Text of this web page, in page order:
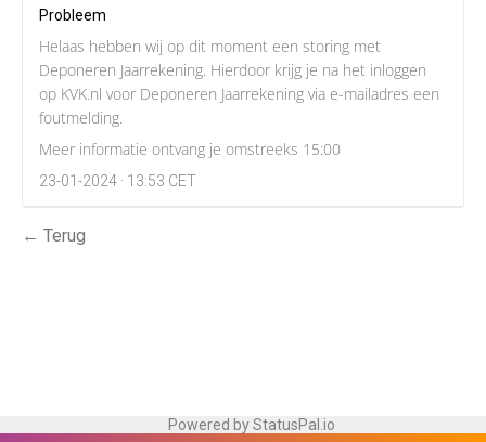
Probleem
Helaas hebben wij op dit moment een storing met
Deponeren Jaarrekening. Hierdoor krijg je na het inloggen
op KVK.nl voor Deponeren Jaarrekening via e-mailadres een
foutmelding.
Meer informatie ontvang je omstreeks 15:00
23-01-2024 · 13:53 CET
← Terug
Powered by StatusPal.io